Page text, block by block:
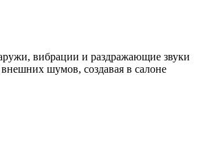
вибрации и раздражающие звуки
шумов, создавая в салоне